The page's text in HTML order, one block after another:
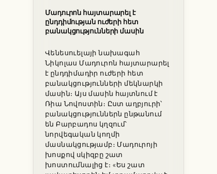
Մադուրոն հայտարարել է
ընդդիմության ուժերի հետ
բանակցությունների մասին
Վենեսուելայի նախագահ
Նիկոլաս Մադուրոն հայտարարել
է ընդդիմադիր ուժերի հետ
բանակցությունների մեկնարկի
մասին։ Այս մասին հայտնում է
Ռիա Նովոստին։ Ըստ աղբյուրի՝
բանակցություններն ընթանում
են Բարբադոս կղզում՝
նորվեգական կողմի
մասնակցությամբ։ Մադուրոյի
խոսքով սկիզբը շատ
խոստումնալից է։ «Ես շատ